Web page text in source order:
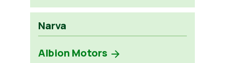
Narva
Albion Motors